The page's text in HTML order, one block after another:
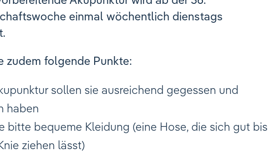
einmal wöchentlich dienstags
zudem folgende Punkte:
sollen sie ausreichend gegessen und
haben
bitte bequeme Kleidung (eine Hose, die sich gut bis
ziehen lässt)